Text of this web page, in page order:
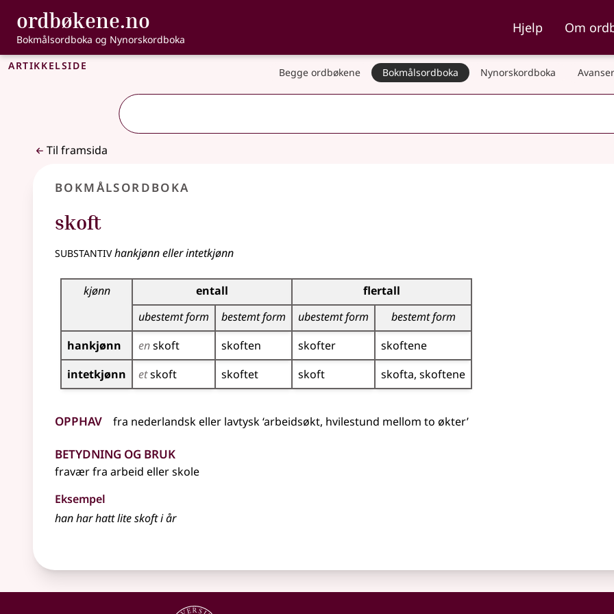
Gå til hovudinnhald
Tilgjenge
ordbøkene.no , Bokmålsordboka og Nynorskordboka
Bokmålsordboka og Nynorskordboka
Hjelp Om
Artikkelside Begge ordbøkene Bokmålsordboka Nynorskordboka
Til framsida
Bokmålsordboka
skoft
substantivhankjønn eller intetkjønn
Bøyingstabell for dette substantivet
kjønn entall
flertall
ubestemt form
bestemt form ubestemt form
bestemt form
hankjønn
enskoft skoften skofter
skoftene
intetkjønn
etskoft skoftet skoft skofta skoftene
Opphav fra nederlandskeller lavtysk‘arbeidsøkt, hvilestund mellom to økter’
Betydning og bruk
fravær fra arbeid ellerskole
Eksempel
han har hatt liteskofti år